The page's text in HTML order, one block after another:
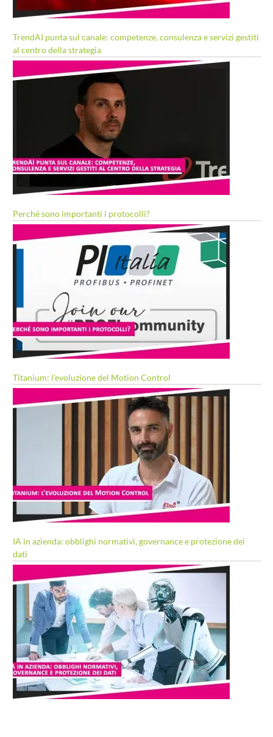
TrendAI punta sul canale: competenze, consulenza e servizi gestiti
al centro della strategia
Perché sono importanti i protocolli?
Titanium: l’evoluzione del Motion Control
IA in azienda: obblighi normativi, governance e protezione dei
dati